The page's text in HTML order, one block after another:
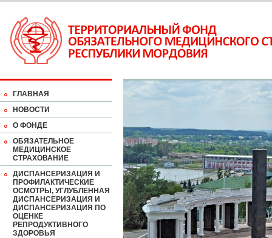
ГЛАВНАЯ
НОВОСТИ
О ФОНДЕ
ОБЯЗАТЕЛЬНОЕ
МЕДИЦИНСКОЕ
СТРАХОВАНИЕ
ДИСПАНСЕРИЗАЦИЯ И
ПРОФИЛАКТИЧЕСКИЕ
ОСМОТРЫ, УГЛУБЛЕННАЯ
ДИСПАНСЕРИЗАЦИЯ И
ДИСПАНСЕРИЗАЦИЯ ПО
ОЦЕНКЕ
РЕПРОДУКТИВНОГО
ЗДОРОВЬЯ